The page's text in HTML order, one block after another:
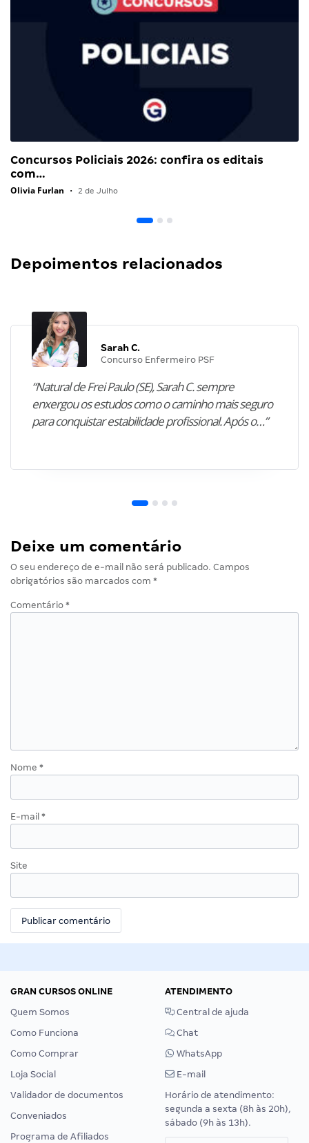
Concursos Policiais 2026: confira os editais
com…
Olivia Furlan • 2 de Julho
Depoimentos relacionados
Sarah C.
Concurso Enfermeiro PSF
“Natural de Frei Paulo (SE), Sarah C. sempre
enxergou os estudos como o caminho mais seguro
para conquistar estabilidade profissional. Após o…”
Deixe um comentário
O seu endereço de e-mail não será publicado. Campos
obrigatórios são marcados com *
Comentário *
Nome *
E-mail *
Site
GRAN CURSOS ONLINE
Quem Somos
Como Funciona
Como Comprar
Loja Social
Validador de documentos
Conveniados
Programa de Afiliados
ATENDIMENTO
Central de ajuda
Chat
WhatsApp
E-mail
Horário de atendimento:
segunda a sexta (8h às 20h),
sábado (9h às 13h).